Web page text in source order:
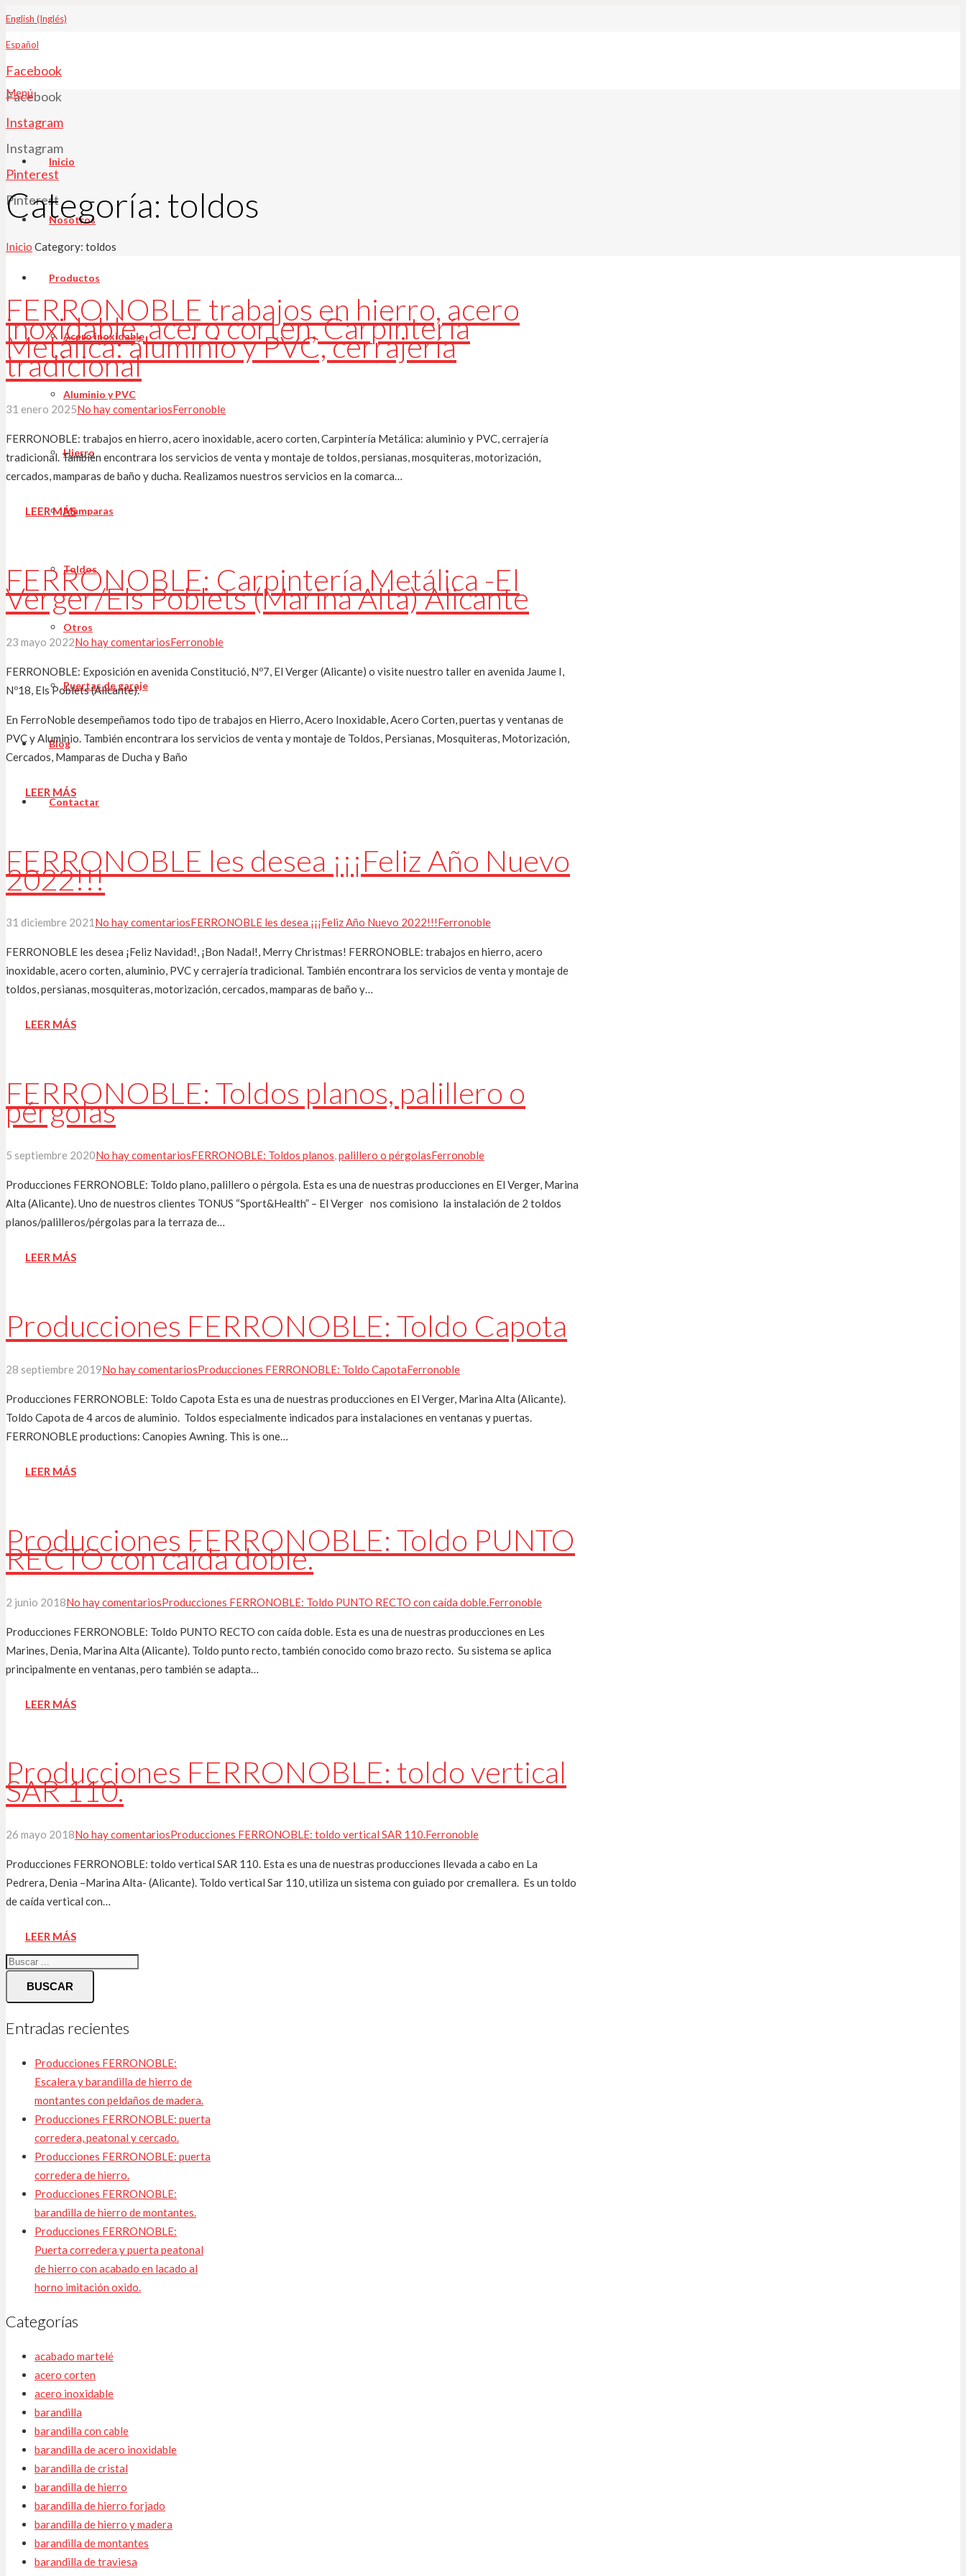
English (Inglés)
Español
Facebook
Facebook
Instagram
Instagram
Pinterest
Pinterest
Menú
Inicio
Nosotros
Productos
Acero inoxidable
Aluminio y PVC
Hierro
Mamparas
Toldos
Otros
Puertas de garaje
Blog
Contactar
Categoría: toldos
Inicio Category: toldos
FERRONOBLE trabajos en hierro, acero
inoxidable, acero corten, Carpintería
Metálica: aluminio y PVC, cerrajería
tradicional
31 enero 2025No hay comentariosFerronoble
FERRONOBLE: trabajos en hierro, acero inoxidable, acero corten, Carpintería Metálica: aluminio y PVC, cerrajería
tradicional. También encontrara los servicios de venta y montaje de toldos, persianas, mosquiteras, motorización,
cercados, mamparas de baño y ducha. Realizamos nuestros servicios en la comarca…
LEER MÁS
FERRONOBLE: Carpintería Metálica -El
Verger/Els Poblets (Marina Alta) Alicante
23 mayo 2022No hay comentariosFerronoble
FERRONOBLE: Exposición en avenida Constitució, Nº7, El Verger (Alicante) o visite nuestro taller en avenida Jaume I,
Nº18, Els Poblets (Alicante).
En FerroNoble desempeñamos todo tipo de trabajos en Hierro, Acero Inoxidable, Acero Corten, puertas y ventanas de
PVC y Aluminio. También encontrara los servicios de venta y montaje de Toldos, Persianas, Mosquiteras, Motorización,
Cercados, Mamparas de Ducha y Baño
LEER MÁS
FERRONOBLE les desea ¡¡¡Feliz Año Nuevo
2022!!!
31 diciembre 2021 No hay comentariosFERRONOBLE les desea ¡¡¡Feliz Año Nuevo 2022!!!Ferronoble
FERRONOBLE les desea ¡Feliz Navidad!, ¡Bon Nadal!, Merry Christmas! FERRONOBLE: trabajos en hierro, acero
inoxidable, acero corten, aluminio, PVC y cerrajería tradicional. También encontrara los servicios de venta y montaje de
toldos, persianas, mosquiteras, motorización, cercados, mamparas de baño y…
LEER MÁS
FERRONOBLE: Toldos planos, palillero o
pérgolas
5 septiembre 2020No hay comentariosFERRONOBLE: Toldos planos,palillero o pérgolasFerronoble
Producciones FERRONOBLE: Toldo plano, palillero o pérgola. Esta es una de nuestras producciones en El Verger, Marina
Alta (Alicante). Uno de nuestros clientes TONUS “Sport&Health” – El Verger nos comisiono la instalación de 2 toldos
planos/palilleros/pérgolas para la terraza de…
LEER MÁS
Producciones FERRONOBLE: Toldo Capota
28 septiembre 2019No hay comentariosProducciones FERRONOBLE: Toldo CapotaFerronoble
Producciones FERRONOBLE: Toldo Capota Esta es una de nuestras producciones en El Verger, Marina Alta (Alicante).
Toldo Capota de 4 arcos de aluminio. Toldos especialmente indicados para instalaciones en ventanas y puertas.
FERRONOBLE productions: Canopies Awning. This is one…
LEER MÁS
Producciones FERRONOBLE: Toldo PUNTO
RECTO con caída doble.
2 junio 2018No hay comentariosProducciones FERRONOBLE: Toldo PUNTO RECTO con caída doble.Ferronoble
Producciones FERRONOBLE: Toldo PUNTO RECTO con caída doble. Esta es una de nuestras producciones en Les
Marines, Denia, Marina Alta (Alicante). Toldo punto recto, también conocido como brazo recto. Su sistema se aplica
principalmente en ventanas, pero también se adapta…
LEER MÁS
Producciones FERRONOBLE: toldo vertical
SAR 110.
26 mayo 2018No hay comentariosProducciones FERRONOBLE: toldo vertical SAR 110.Ferronoble
Producciones FERRONOBLE: toldo vertical SAR 110. Esta es una de nuestras producciones llevada a cabo en La
Pedrera, Denia –Marina Alta- (Alicante). Toldo vertical Sar 110, utiliza un sistema con guiado por cremallera. Es un toldo
de caída vertical con…
LEER MÁS
BUSCAR
Entradas recientes
Producciones FERRONOBLE:
Escalera y barandilla de hierro de
montantes con peldaños de madera.
Producciones FERRONOBLE: puerta
corredera, peatonal y cercado.
Producciones FERRONOBLE: puerta
corredera de hierro.
Producciones FERRONOBLE:
barandilla de hierro de montantes.
Producciones FERRONOBLE:
Puerta corredera y puerta peatonal
de hierro con acabado en lacado al
horno imitación oxido.
Categorías
acabado martelé
acero corten
acero inoxidable
barandilla
barandilla con cable
barandilla de acero inoxidable
barandilla de cristal
barandilla de hierro
barandilla de hierro forjado
barandilla de hierro y madera
barandilla de montantes
barandilla de traviesa